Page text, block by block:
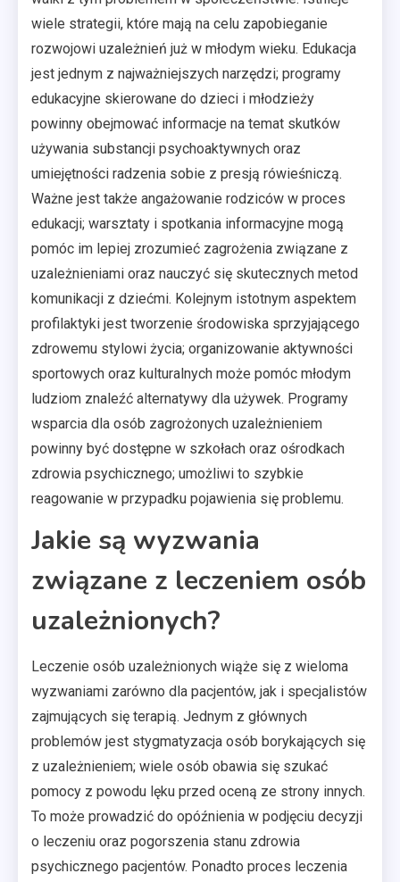
wiele strategii, które mają na celu zapobieganie
rozwojowi uzależnień już w młodym wieku. Edukacja
jest jednym z najważniejszych narzędzi; programy
edukacyjne skierowane do dzieci i młodzieży
powinny obejmować informacje na temat skutków
używania substancji psychoaktywnych oraz
umiejętności radzenia sobie z presją rówieśniczą.
Ważne jest także angażowanie rodziców w proces
edukacji; warsztaty i spotkania informacyjne mogą
pomóc im lepiej zrozumieć zagrożenia związane z
uzależnieniami oraz nauczyć się skutecznych metod
komunikacji z dziećmi. Kolejnym istotnym aspektem
profilaktyki jest tworzenie środowiska sprzyjającego
zdrowemu stylowi życia; organizowanie aktywności
sportowych oraz kulturalnych może pomóc młodym
ludziom znaleźć alternatywy dla używek. Programy
wsparcia dla osób zagrożonych uzależnieniem
powinny być dostępne w szkołach oraz ośrodkach
zdrowia psychicznego; umożliwi to szybkie
reagowanie w przypadku pojawienia się problemu.
Jakie są wyzwania
związane z leczeniem osób
uzależnionych?
Leczenie osób uzależnionych wiąże się z wieloma
wyzwaniami zarówno dla pacjentów, jak i specjalistów
zajmujących się terapią. Jednym z głównych
problemów jest stygmatyzacja osób borykających się
z uzależnieniem; wiele osób obawia się szukać
pomocy z powodu lęku przed oceną ze strony innych.
To może prowadzić do opóźnienia w podjęciu decyzji
o leczeniu oraz pogorszenia stanu zdrowia
psychicznego pacjentów. Ponadto proces leczenia